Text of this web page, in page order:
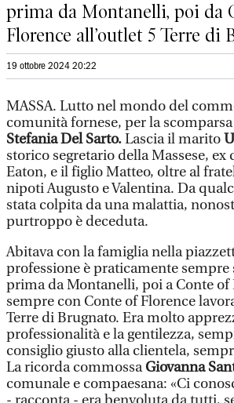
prima da Montanelli, poi da
Florence all’outlet 5 Terre di
19 ottobre 2024 20:22
MASSA. Lutto nel mondo del
comunità fornese, per la
Stefania Del Sarto.Lascia il marito
storico segretario della Massese, ex
Eaton, e il figlio Matteo, oltre al
nipoti Augusto e Valentina. Da
stata colpita da una malattia,
purtroppo è deceduta.
Abitava con la famiglia nella
professione è praticamente sempre
prima da Montanelli, poi a Conte of
sempre con Conte of Florence
Terre di Brugnato. Era molto
professionalità e la gentilezza,
consiglio giusto alla clientela,
La ricorda commossaGiovanna
comunale e compaesana: «Ci